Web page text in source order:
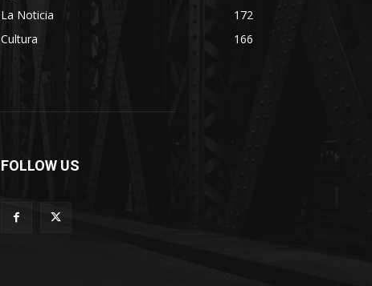
La Noticia
172
Cultura
166
FOLLOW US